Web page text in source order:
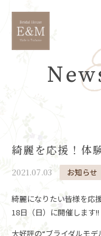
綺麗を応援！体
2021.07.03 お知らせ
綺麗になりたい皆様を応
18日（日）に開催します!!
大好評の“ブライダルモ